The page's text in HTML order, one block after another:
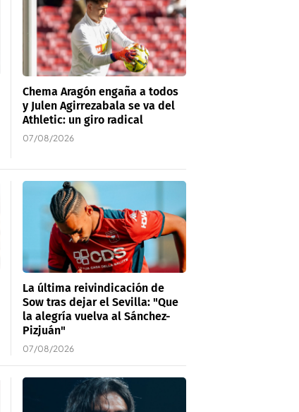
Chema Aragón engaña a todos
y Julen Agirrezabala se va del
Athletic: un giro radical
07/08/2026
La última reivindicación de
Sow tras dejar el Sevilla: "Que
la alegría vuelva al Sánchez-
Pizjuán"
07/08/2026